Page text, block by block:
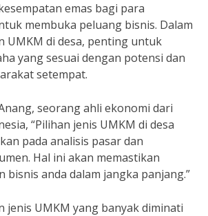
emas bagi para
membuka peluang bisnis. Dalam
UMKM di desa, penting untuk
yang sesuai dengan potensi dan
setempat.
seorang ahli ekonomi dari
“Pilihan jenis UMKM di desa
pada analisis pasar dan
Hal ini akan memastikan
bisnis anda dalam jangka panjang.”
jenis UMKM yang banyak diminati